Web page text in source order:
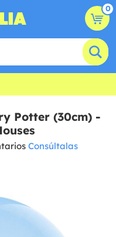
0
Potter (30cm) -
Consúltalas